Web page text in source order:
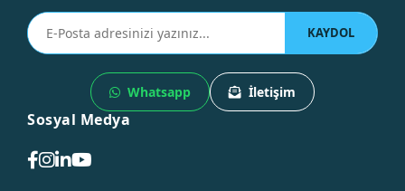
KAYDOL
Whatsapp İletişim
Sosyal Medya